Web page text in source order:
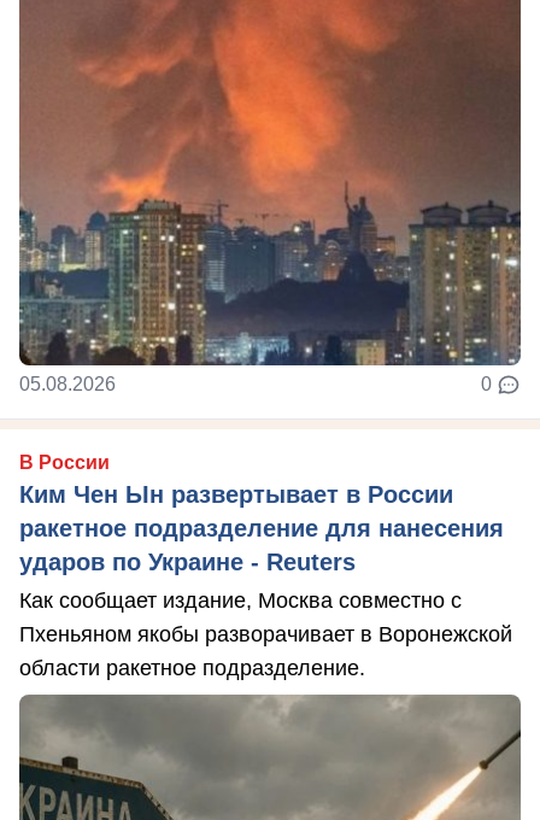
05.08.2026 0
В России
Ким Чен Ын развертывает в России
ракетное подразделение для нанесения
ударов по Украине - Reuters
Как сообщает издание, Москва совместно с
Пхеньяном якобы разворачивает в Воронежской
области ракетное подразделение.